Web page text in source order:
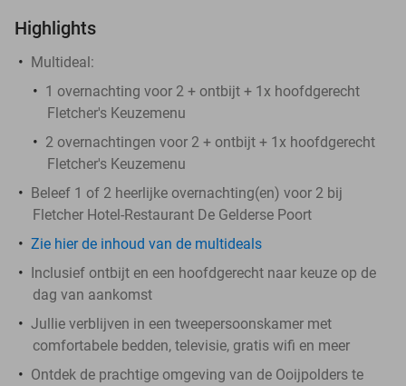
Highlights
Multideal:
1 overnachting voor 2 + ontbijt + 1x hoofdgerecht
Fletcher's Keuzemenu
2 overnachtingen voor 2 + ontbijt + 1x hoofdgerecht
Fletcher's Keuzemenu
Beleef 1 of 2 heerlijke overnachting(en) voor 2 bij
Fletcher Hotel-Restaurant De Gelderse Poort
Zie hier de inhoud van de multideals
Inclusief ontbijt en een hoofdgerecht naar keuze op de
dag van aankomst
Jullie verblijven in een tweepersoonskamer met
comfortabele bedden, televisie, gratis wifi en meer
Ontdek de prachtige omgeving van de Ooijpolders te